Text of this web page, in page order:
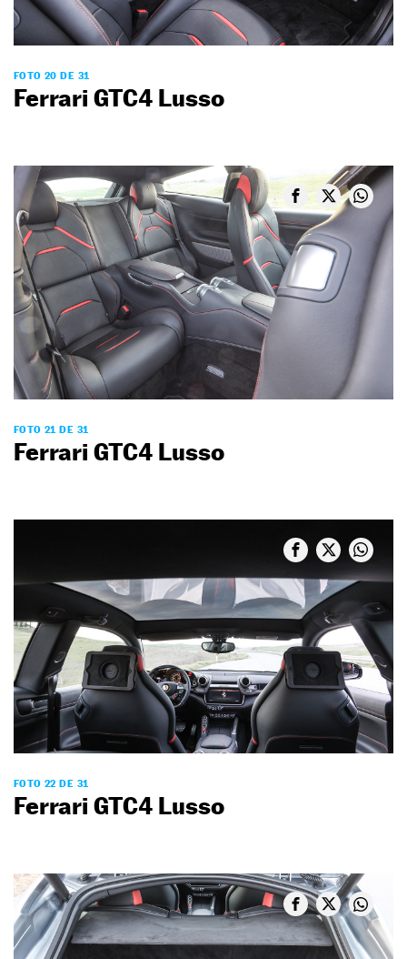
FOTO 20 DE 31
Ferrari GTC4 Lusso
FOTO 21 DE 31
Ferrari GTC4 Lusso
FOTO 22 DE 31
Ferrari GTC4 Lusso